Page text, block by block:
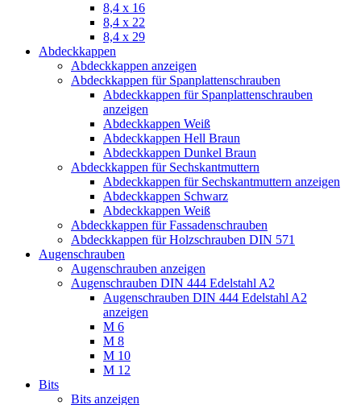
8,4 x 16
8,4 x 22
8,4 x 29
Abdeckkappen
Abdeckkappen anzeigen
Abdeckkappen für Spanplattenschrauben
Abdeckkappen für Spanplattenschrauben
anzeigen
Abdeckkappen Weiß
Abdeckkappen Hell Braun
Abdeckkappen Dunkel Braun
Abdeckkappen für Sechskantmuttern
Abdeckkappen für Sechskantmuttern anzeigen
Abdeckkappen Schwarz
Abdeckkappen Weiß
Abdeckkappen für Fassadenschrauben
Abdeckkappen für Holzschrauben DIN 571
Augenschrauben
Augenschrauben anzeigen
Augenschrauben DIN 444 Edelstahl A2
Augenschrauben DIN 444 Edelstahl A2
anzeigen
M 6
M 8
M 10
M 12
Bits
Bits anzeigen